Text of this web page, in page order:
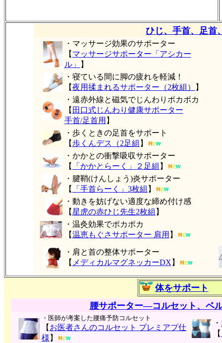
ひじ、手首、足首
・マッサージ効果のサポーター
【 マッサージサポーター「アシカー
ル」
】
・寝ている間に脚の疲れを軽減！
【夜用揉まれるサポーター（2枚組）
】
・遠赤外線と磁気でじんわりポカポカ
【 田口式じんわり健康サポーター
手首/足首用 】
・歩くときの足首をサポート
【歩くんデス（2足組 】
・かかとの衝撃吸収サポーター
【
「かかとらーく」２足組 】
・腱鞘(けんしょう)炎サポーター
【
「手首らーく」3枚組 】
・動きを妨げない適度な締め付け感
【星虎の赤ひじ先生2枚組 】
・温灸効果でポカポカ
【温恵もぐさサポーター 肩用 】
・肩と首の整体サポーター
【 メディカルマグネッカーDX 】
体をサポート
腰サポーター―コルセット、ベ
・医師が考案した腰痛予防コルセット
【 お医者さんのコルセット プレミアプ仕
様 】
【